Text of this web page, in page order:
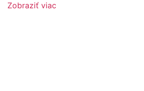
Zobraziť viac